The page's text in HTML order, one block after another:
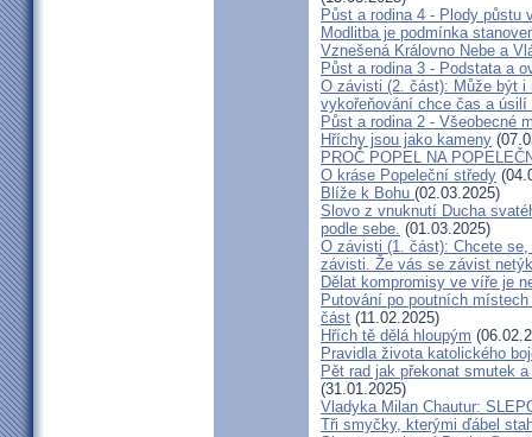
Půst a rodina 4 - Plody půstu
Modlitba je podmínka
Vznešená Královno Nebe a
Půst a rodina 3 - Podstata a
O závisti (2. část): Může být
vykořeňování chce čas a
Půst a rodina 2 - Všeobecné
Hříchy jsou jako kameny
PROČ POPEL NA
O kráse Popeleční středy
Blíže k Bohu (02.03.2025)
Slovo z vnuknutí Ducha
podle sebe. (01.03.2025)
O závisti (1. část): Chcete
závisti. Že vás se závist
Dělat kompromisy ve víře je
Putování po poutních
část (11.02.2025)
Hřích tě dělá hloupým
Pravidla života katolického
Pět rad jak překonat smutek
(31.01.2025)
Vladyka Milan Chautur:
Tři smyčky, kterými ďábel